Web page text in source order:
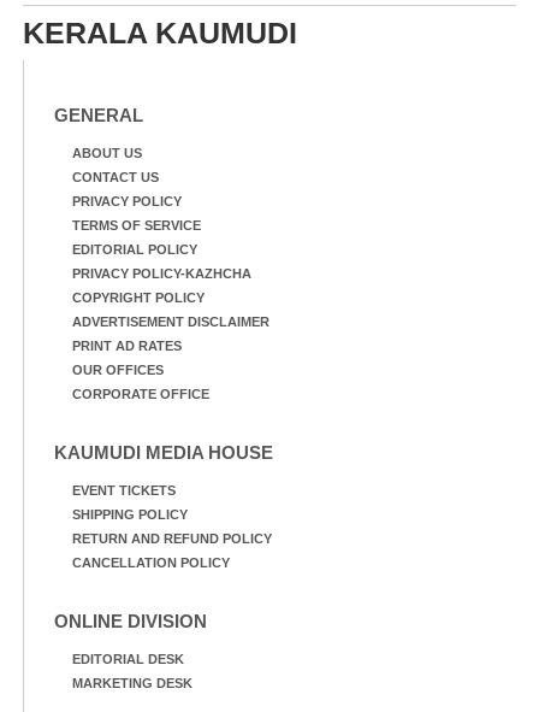
KERALA KAUMUDI
GENERAL
ABOUT US
CONTACT US
PRIVACY POLICY
TERMS OF SERVICE
EDITORIAL POLICY
PRIVACY POLICY-KAZHCHA
COPYRIGHT POLICY
ADVERTISEMENT DISCLAIMER
PRINT AD RATES
OUR OFFICES
CORPORATE OFFICE
KAUMUDI MEDIA HOUSE
EVENT TICKETS
SHIPPING POLICY
RETURN AND REFUND POLICY
CANCELLATION POLICY
ONLINE DIVISION
EDITORIAL DESK
MARKETING DESK